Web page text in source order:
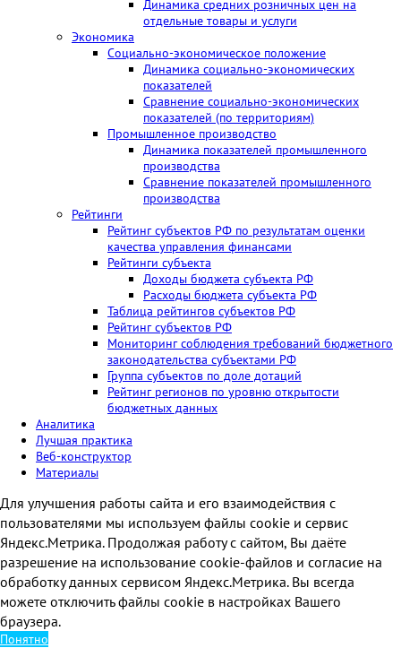
Динамика средних розничных цен на
отдельные товары и услуги
Экономика
Социально-экономическое положение
Динамика социально-экономических
показателей
Сравнение социально-экономических
показателей (по территориям)
Промышленное производство
Динамика показателей промышленного
производства
Сравнение показателей промышленного
производства
Рейтинги
Рейтинг субъектов РФ по результатам оценки
качества управления финансами
Рейтинги субъекта
Доходы бюджета субъекта РФ
Расходы бюджета субъекта РФ
Таблица рейтингов субъектов РФ
Рейтинг субъектов РФ
Мониторинг соблюдения требований бюджетного
законодательства субъектами РФ
Группа субъектов по доле дотаций
Рейтинг регионов по уровню открытости
бюджетных данных
Аналитика
Лучшая практика
Веб-конструктор
Материалы
Для улучшения работы сайта и его взаимодействия с
пользователями мы используем файлы cookie и сервис
Яндекс.Метрика. Продолжая работу с сайтом, Вы даёте
разрешение на использование cookie-файлов и согласие на
обработку данных сервисом Яндекс.Метрика. Вы всегда
можете отключить файлы cookie в настройках Вашего
браузера.
Понятно